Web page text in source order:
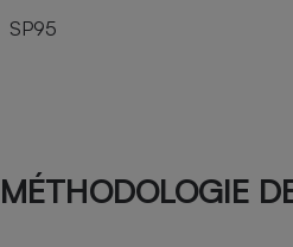
SP95
MÉTHODOLOGIE